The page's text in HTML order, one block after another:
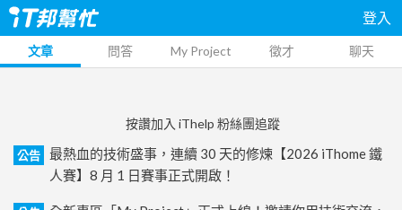
登入
文章 問答 My Project 徵才 聊天
按讚加入 iThelp 粉絲團追蹤
公告
最熱血的技術盛事，連續 30 天的修煉【2026 iThome 鐵
人賽】8 月 1 日賽事正式開啟！